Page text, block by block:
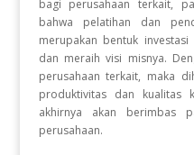
bagi perusahaan terkait,
bahwa pelatihan dan
merupakan bentuk
dan meraih visi misnya.
perusahaan terkait, maka
produktivitas dan kualitas
akhirnya akan berimbas
perusahaan.